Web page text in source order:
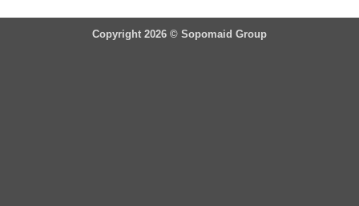
Copyright 2026 © Sopomaid Group